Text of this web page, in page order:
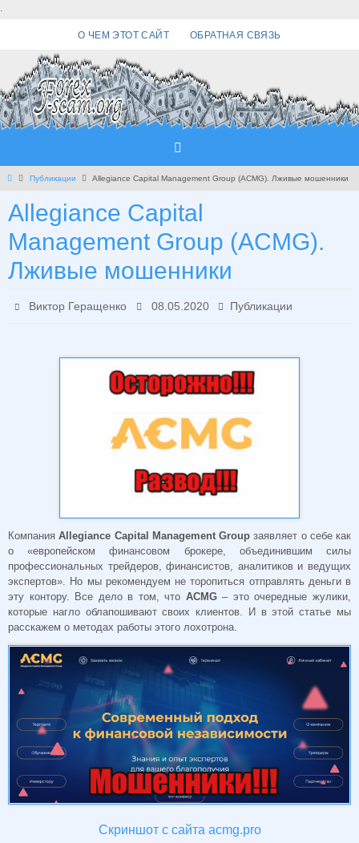
.
О ЧЕМ ЭТОТ САЙТ ОБРАТНАЯ СВЯЗЬ
Главная
Публикации Allegiance Capital Management Group (ACMG). Лживые мошенники
Allegiance Capital
Management Group (ACMG).
Лживые мошенники
Виктор Геращенко 08.05.2020 Публикации
КомпанияAllegiance Capital Management Group заявляет о себе как
о «европейском финансовом брокере, объединившим силы
профессиональных трейдеров, финансистов, аналитиков и ведущих
экспертов». Но мы рекомендуем не торопиться отправлять деньги в
эту контору. Все дело в том, что ACMG– это очередные жулики,
которые нагло облапошивают своих клиентов. И в этой статье мы
расскажем о методах работы этого лохотрона.
Скриншот с сайта acmg.pro